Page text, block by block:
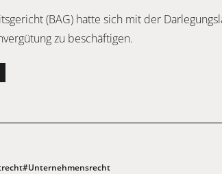
(BAG) hatte sich mit der
zu beschäftigen.
#Unternehmensrecht